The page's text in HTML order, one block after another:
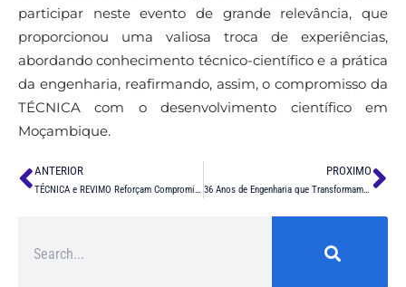
participar neste evento de grande relevância, que
proporcionou uma valiosa troca de experiências,
abordando conhecimento técnico-científico e a prática
da engenharia, reafirmando, assim, o compromisso da
TÉCNICA com o desenvolvimento científico em
Moçambique.
ANTERIOR
TÉCNICA e REVIMO Reforçam Compromisso com Segurança Rodoviária
PROXIMO
36 Anos de Engenharia que Transformam Moçambique